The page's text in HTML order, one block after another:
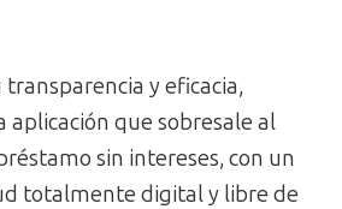
transparencia y eficacia,
aplicación que sobresale al
sin intereses, con un
totalmente digital y libre de